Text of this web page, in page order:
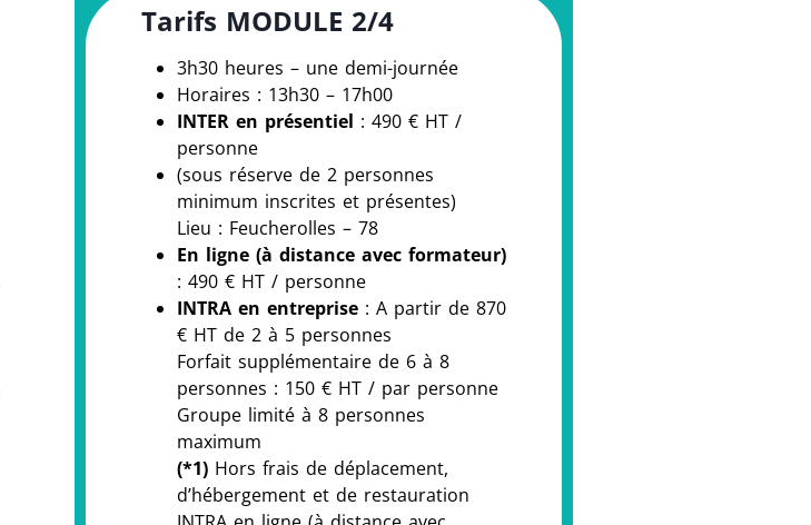
Tarifs MODULE 2/4
3h30 heures – une demi-journée
Horaires : 13h30 – 17h00
INTER en présentiel : 490 € HT /
personne
(sous réserve de 2 personnes
minimum inscrites et présentes)
Lieu : Feucherolles – 78
En ligne (à distance avec formateur)
: 490 € HT / personne
INTRA en entreprise : A partir de 870
€ HT de 2 à 5 personnes
Forfait supplémentaire de 6 à 8
personnes : 150 € HT / par personne
Groupe limité à 8 personnes
maximum
(*1) Hors frais de déplacement,
d’hébergement et de restauration